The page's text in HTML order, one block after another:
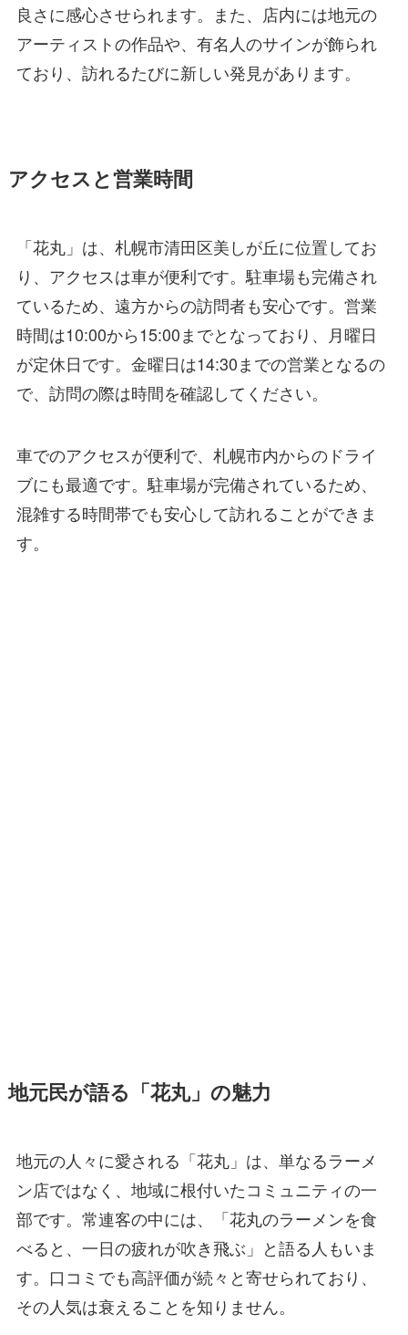
良さに感心させられます。また、店内には地元の
アーティストの作品や、有名人のサインが飾られ
ており、訪れるたびに新しい発見があります。
アクセスと営業時間
「花丸」は、札幌市清田区美しが丘に位置してお
り、アクセスは車が便利です。駐車場も完備され
ているため、遠方からの訪問者も安心です。営業
時間は10:00から15:00までとなっており、月曜日
が定休日です。金曜日は14:30までの営業となるの
で、訪問の際は時間を確認してください。
車でのアクセスが便利で、札幌市内からのドライ
ブにも最適です。駐車場が完備されているため、
混雑する時間帯でも安心して訪れることができま
す。
地元民が語る「花丸」の魅力
地元の人々に愛される「花丸」は、単なるラーメ
ン店ではなく、地域に根付いたコミュニティの一
部です。常連客の中には、「花丸のラーメンを食
べると、一日の疲れが吹き飛ぶ」と語る人もいま
す。口コミでも高評価が続々と寄せられており、
その人気は衰えることを知りません。